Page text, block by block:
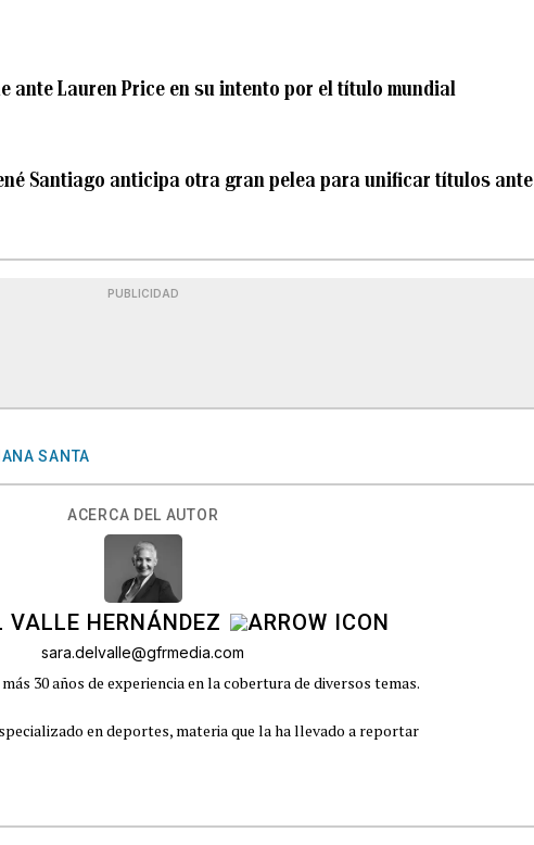
ante Lauren Price en su intento por el título mundial
Santiago anticipa otra gran pelea para unificar títulos ante
PUBLICIDAD
SANTA
ACERCA DEL AUTOR
VALLE HERNÁNDEZ
sara.delvalle@gfrmedia.com
30 años de experiencia en la cobertura de diversos temas.
en deportes, materia que la ha llevado a reportar